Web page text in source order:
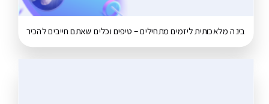
בינה מלאכותית ליזמים מתחילים – טיפים וכלים שאתם חייבים להכיר